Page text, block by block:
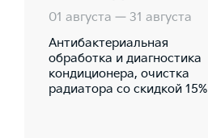
01 августа — 31 августа
Антибактериальная
обработка и диагностика
кондиционера, очистка
радиатора со скидкой 15%